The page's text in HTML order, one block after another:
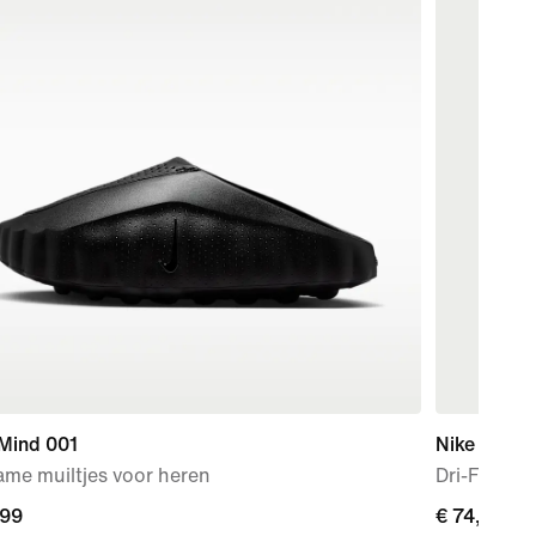
001
muiltjes voor heren
Nike Pro
Dri-FIT
€ 74,99
€ 74,99